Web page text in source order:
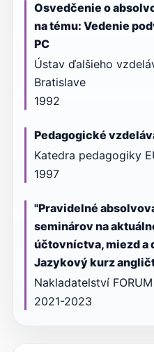
Osvedčenie o
na tému: Vedenie
PC
Ústav ďalšieho
Bratislave
1992
Pedagogické
Katedra pedagogiky
1997
"Pravidelné
seminárov na
účtovníctva, miezd a
Jazykový kurz
Nakladatelství
2021-2023